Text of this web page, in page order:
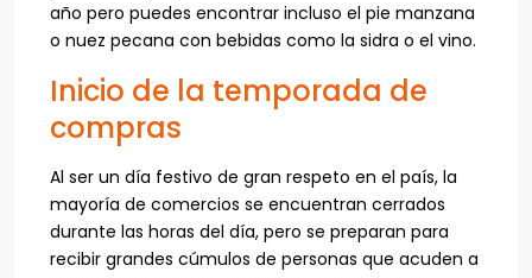
año pero puedes encontrar incluso el pie manzana
o nuez pecana con bebidas como la sidra o el vino.
Inicio de la temporada de
compras
Al ser un día festivo de gran respeto en el país, la
mayoría de comercios se encuentran cerrados
durante las horas del día, pero se preparan para
recibir grandes cúmulos de personas que acuden a